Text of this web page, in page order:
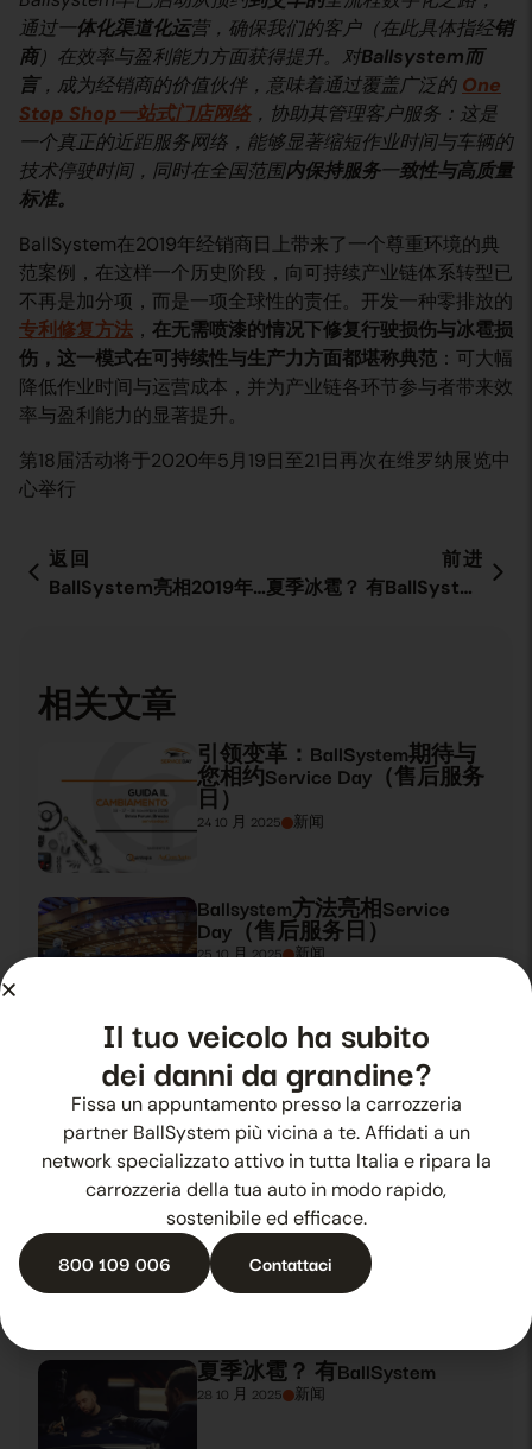
通过一体化渠道化运营，确保我们的客户（在此具体指经销
商）在效率与盈利能力方面获得提升。对Ballsystem而
言，成为经销商的价值伙伴，意味着通过覆盖广泛的 One
Stop Shop一站式门店网络，协助其管理客户服务：这是
一个真正的近距服务网络，能够显著缩短作业时间与车辆的
技术停驶时间，同时在全国范围内保持服务一致性与高质量
标准。
BallSystem在2019年经销商日上带来了一个尊重环境的典
范案例，在这样一个历史阶段，向可持续产业链体系转型已
不再是加分项，而是一项全球性的责任。开发一种零排放的
专利修复方法 ， 在无需喷漆的情况下修复行驶损伤与冰雹损
伤，这一模式在可持续性与生产力方面都堪称典范 ：可大幅
降低作业时间与运营成本，并为产业链各环节参与者带来效
率与盈利能力的显著提升。
第18届活动将于2020年5月19日至21日再次在维罗纳展览中
心举行
返回
BallSystem亮相2019年Automotive Dealer Day（汽车经销商日）
前进
夏季冰雹？ 有BallSystem
相关文章
引领变革：BallSystem期待与
您相约Service Day（售后服务
日）
24 10 月 2025 新闻
Ballsystem方法亮相Service
Day（售后服务日）
25 10 月 2025 新闻
BallSystem亮相2019年
Automotive Dealer Day（汽车经
销商日）
26 10 月 2025 新闻
BallSystem，2019年Automotive
Dealer Day（汽车经销商日）
的焦点
27 10 月 2025
夏季冰雹？ 有BallSystem
28 10 月 2025 新闻
Il tuo veicolo ha subito
dei danni da grandine?
Fissa un appuntamento presso la carrozzeria
partner BallSystem più vicina a te. Affidati a un
network specializzato attivo in tutta Italia e ripara la
carrozzeria della tua auto in modo rapido,
sostenibile ed efficace.
800 109 006 Contattaci